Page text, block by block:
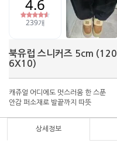
북유럽 스니커즈 5cm (120
6X10)
캐쥬얼 어디에도 멋스러움 한 스푼
안감 퍼소재로 발끝까지 따뜻
상세정보